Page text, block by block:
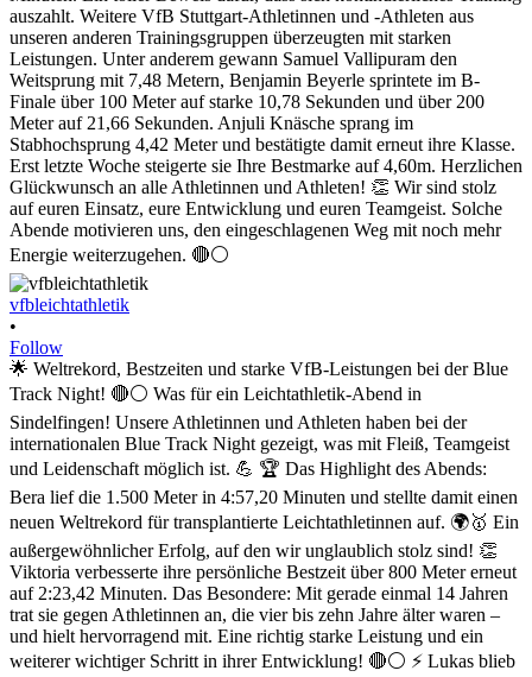
vfbleichtathletik
•
Follow
🌟 Weltrekord, Bestzeiten und starke VfB-Leistungen bei der Blue
Track Night! 🔴⚪ Was für ein Leichtathletik-Abend in
Sindelfingen! Unsere Athletinnen und Athleten haben bei der
internationalen Blue Track Night gezeigt, was mit Fleiß, Teamgeist
und Leidenschaft möglich ist. 💪 🏆 Das Highlight des Abends:
Bera lief die 1.500 Meter in 4:57,20 Minuten und stellte damit einen
neuen Weltrekord für transplantierte Leichtathletinnen auf. 🌍🥇 Ein
außergewöhnlicher Erfolg, auf den wir unglaublich stolz sind! 👏
Viktoria verbesserte ihre persönliche Bestzeit über 800 Meter erneut
auf 2:23,42 Minuten. Das Besondere: Mit gerade einmal 14 Jahren
trat sie gegen Athletinnen an, die vier bis zehn Jahre älter waren –
und hielt hervorragend mit. Eine richtig starke Leistung und ein
weiterer wichtiger Schritt in ihrer Entwicklung! 🔴⚪ ⚡ Lukas blieb